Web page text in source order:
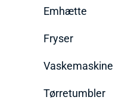
Emhætte
Fryser
Vaskemaskine
Tørretumbler